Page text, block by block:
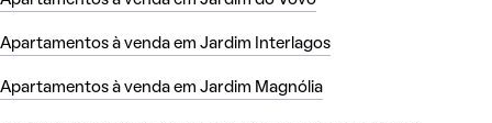
Apartamentos à venda em Jardim Interlagos
Apartamentos à venda em Jardim Magnólia